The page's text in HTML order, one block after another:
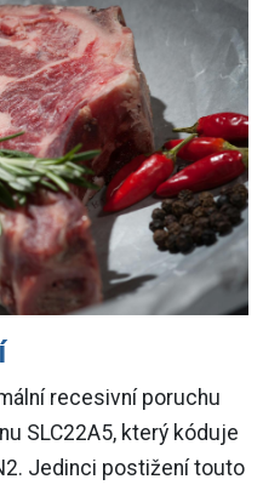
recesivní poruchu
SLC22A5, který kóduje
Jedinci postižení touto